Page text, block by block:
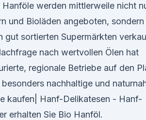
Hanföle werden mittlerweile nicht
und Bioläden angeboten, sondern
gut sortierten Supermärkten
nach wertvollen Ölen hat
regionale Betriebe auf den
nachhaltige und
kaufen| Hanf-Delikatesen - Hanf-
erhalten Sie Bio Hanföl.